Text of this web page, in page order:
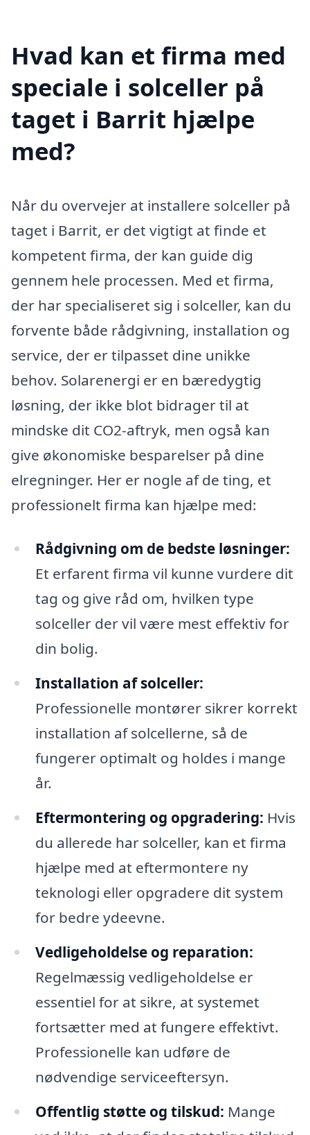
Hvad kan et firma med
speciale i solceller på
taget i Barrit hjælpe
med?
Når du overvejer at installere solceller på
taget i Barrit, er det vigtigt at finde et
kompetent firma, der kan guide dig
gennem hele processen. Med et firma,
der har specialiseret sig i solceller, kan du
forvente både rådgivning, installation og
service, der er tilpasset dine unikke
behov. Solarenergi er en bæredygtig
løsning, der ikke blot bidrager til at
mindske dit CO2-aftryk, men også kan
give økonomiske besparelser på dine
elregninger. Her er nogle af de ting, et
professionelt firma kan hjælpe med:
Rådgivning om de bedste løsninger:
Et erfarent firma vil kunne vurdere dit
tag og give råd om, hvilken type
solceller der vil være mest effektiv for
din bolig.
Installation af solceller:
Professionelle montører sikrer korrekt
installation af solcellerne, så de
fungerer optimalt og holdes i mange
år.
Eftermontering og opgradering: Hvis
du allerede har solceller, kan et firma
hjælpe med at eftermontere ny
teknologi eller opgradere dit system
for bedre ydeevne.
Vedligeholdelse og reparation:
Regelmæssig vedligeholdelse er
essentiel for at sikre, at systemet
fortsætter med at fungere effektivt.
Professionelle kan udføre de
nødvendige serviceeftersyn.
Offentlig støtte og tilskud: Mange